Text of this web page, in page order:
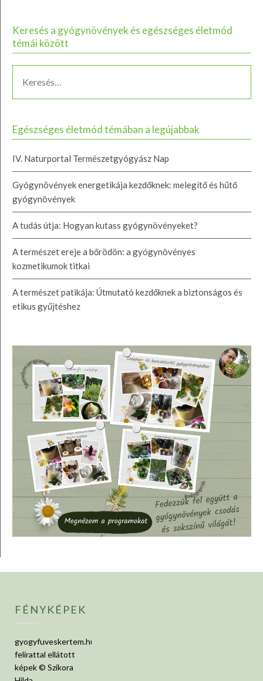
Keresés a gyógynövények és egészséges életmód
témái között
Egészséges életmód témában a legújabbak
IV. Naturportal Természetgyógyász Nap
Gyógynövények energetikája kezdőknek: melegítő és hűtő
gyógynövények
A tudás útja: Hogyan kutass gyógynövényeket?
A természet ereje a bőrödön: a gyógynövényes
kozmetikumok titkai
A természet patikája: Útmutató kezdőknek a biztonságos és
etikus gyűjtéshez
FÉNYKÉPEK
gyogyfuveskertem.hu
felirattal ellátott
képek © Szikora